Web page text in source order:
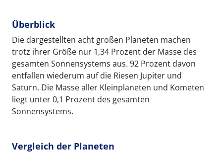
Überblick
Die dargestellten acht großen Planeten machen
trotz ihrer Größe nur 1,34 Prozent der Masse des
gesamten Sonnensystems aus. 92 Prozent davon
entfallen wiederum auf die Riesen Jupiter und
Saturn. Die Masse aller Kleinplaneten und Kometen
liegt unter 0,1 Prozent des gesamten
Sonnensystems.
Vergleich der Planeten